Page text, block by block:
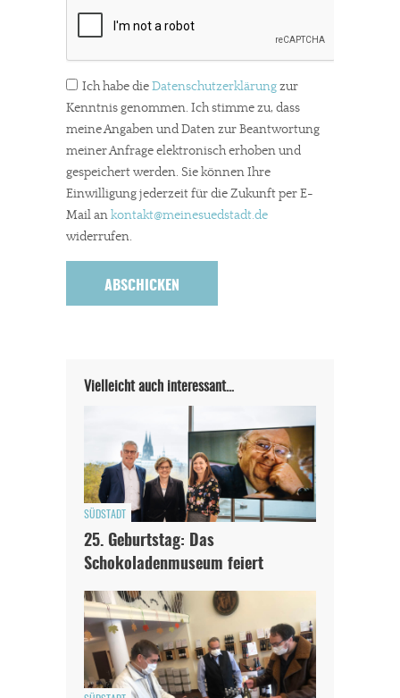
Ich habe dieDatenschutzerklärungzur
Kenntnis genommen. Ich stimme zu, dass
meine Angaben und Daten zur Beantwortung
meiner Anfrage elektronisch erhoben und
gespeichert werden. Sie können Ihre
Einwilligung jederzeit für die Zukunft per E-
Mail ankontakt@meinesuedstadt.de
widerrufen.
Vielleicht auch interessant…
SÜDSTADT
25. Geburtstag: Das
Schokoladenmuseum feiert